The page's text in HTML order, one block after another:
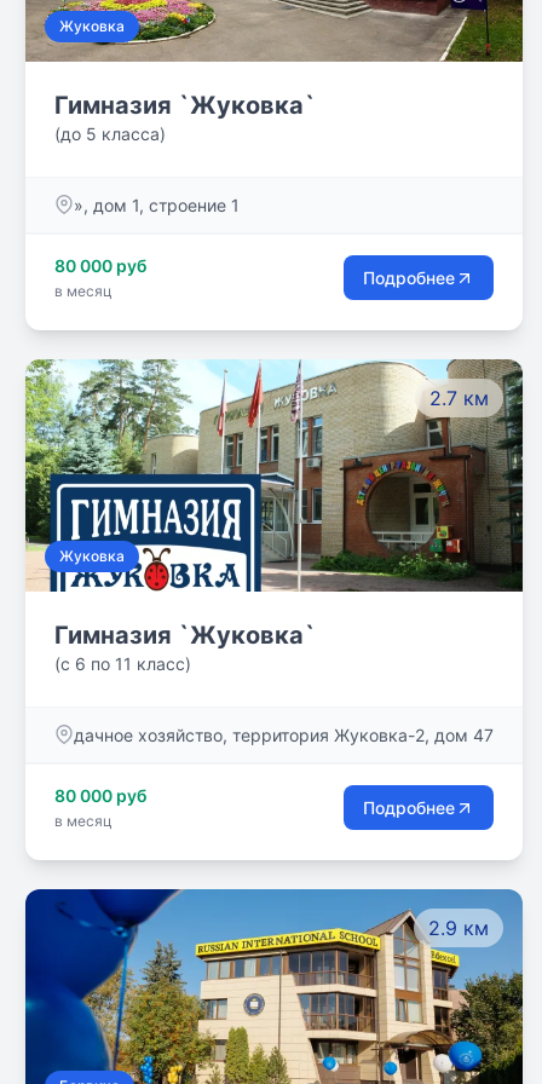
Жуковка
Гимназия `Жуковка`
(до 5 класса)
», дом 1, строение 1
80 000 руб
в месяц
Подробнее
2.7 км
Жуковка
Гимназия `Жуковка`
(с 6 по 11 класс)
дачное хозяйство, территория Жуковка-2, дом 47
80 000 руб
в месяц
Подробнее
2.9 км